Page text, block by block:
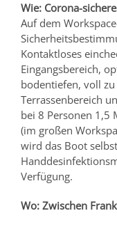
Wie: Corona-
Auf dem
Kontaktloses
Eingangsbereich,
bodentiefen, voll
Terrassenbereich
bei 8 Personen 1,5
(im großen
wird das Boot
Verfügung.
Wo: Zwischen